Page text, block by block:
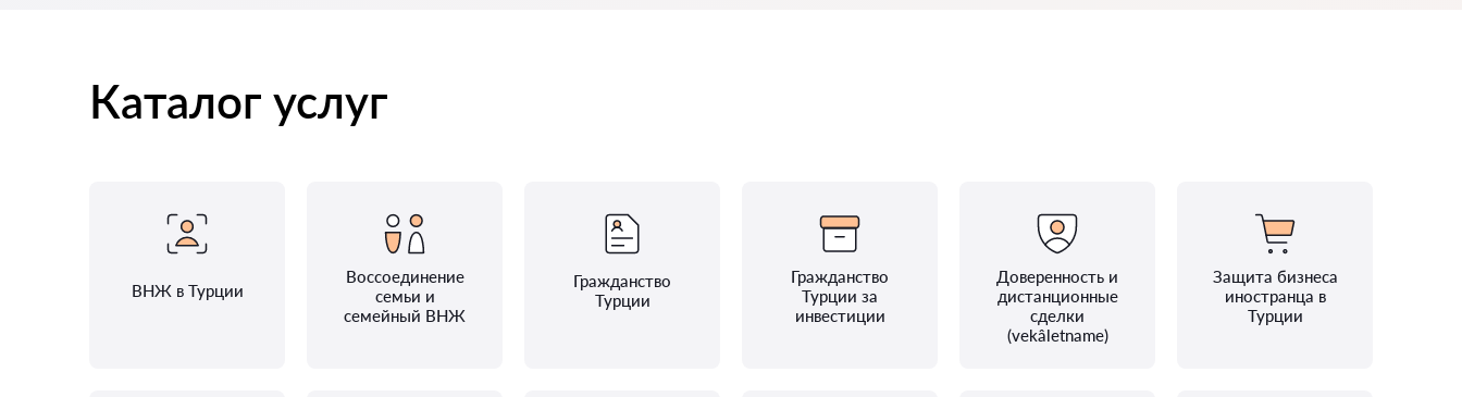
Каталог услуг
ВНЖ в Турции
Воссоединение
семьи и
семейный ВНЖ
Гражданство
Турции
Гражданство
Турции за
инвестиции
Доверенность и
дистанционные
сделки
(vekâletname)
Защита бизнеса
иностранца в
Турции